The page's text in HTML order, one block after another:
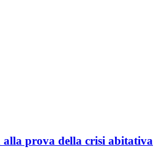
prova della crisi abitativa